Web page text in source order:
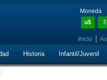
Moneda
u$
$
Inicio
Historia Infantil/Juvenil